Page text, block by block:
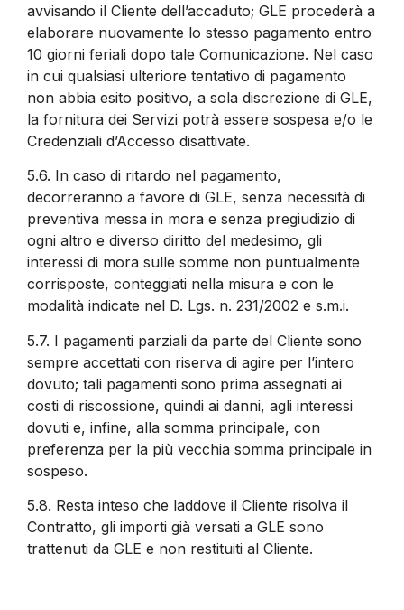
avvisando il Cliente dell’accaduto; GLE procederà a
elaborare nuovamente lo stesso pagamento entro
10 giorni feriali dopo tale Comunicazione. Nel caso
in cui qualsiasi ulteriore tentativo di pagamento
non abbia esito positivo, a sola discrezione di GLE,
la fornitura dei Servizi potrà essere sospesa e/o le
Credenziali d’Accesso disattivate.
5.6. In caso di ritardo nel pagamento,
decorreranno a favore di GLE, senza necessità di
preventiva messa in mora e senza pregiudizio di
ogni altro e diverso diritto del medesimo, gli
interessi di mora sulle somme non puntualmente
corrisposte, conteggiati nella misura e con le
modalità indicate nel D. Lgs. n. 231/2002 e s.m.i.
5.7. I pagamenti parziali da parte del Cliente sono
sempre accettati con riserva di agire per l’intero
dovuto; tali pagamenti sono prima assegnati ai
costi di riscossione, quindi ai danni, agli interessi
dovuti e, infine, alla somma principale, con
preferenza per la più vecchia somma principale in
sospeso.
5.8. Resta inteso che laddove il Cliente risolva il
Contratto, gli importi già versati a GLE sono
trattenuti da GLE e non restituiti al Cliente.